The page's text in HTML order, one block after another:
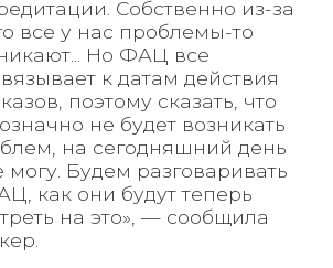
Собственно из-за
все у нас проблемы-то
Но ФАЦ все
к датам действия
поэтому сказать, что
не будет возникать
на сегодняшний день
могу. Будем разговаривать
как они будут теперь
на это», — сообщила